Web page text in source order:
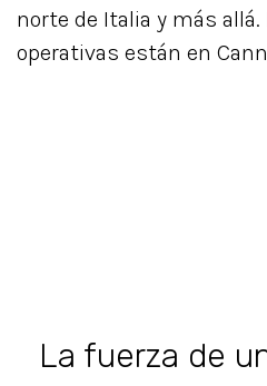
norte de Italia y más
operativas están en
La fuerza de